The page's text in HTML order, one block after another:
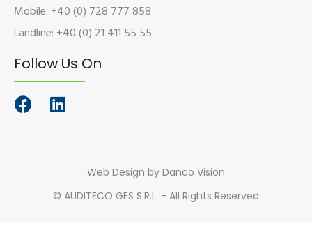
Mobile: +40 (0) 728 777 858
Landline: +40 (0) 21 411 55 55
Follow Us On
© AUDITECO GES S.R.L. - All Rights Reserved
Web Design by Danco Vision